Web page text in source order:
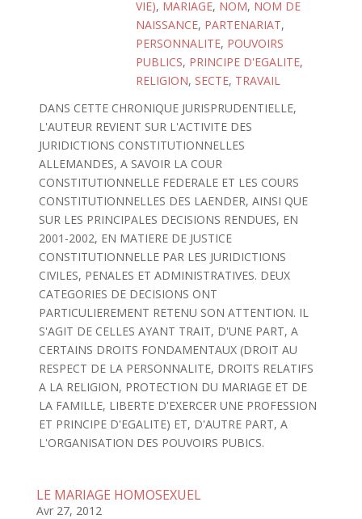
VIE), MARIAGE, NOM, NOM DE
NAISSANCE, PARTENARIAT,
PERSONNALITE, POUVOIRS
PUBLICS, PRINCIPE D'EGALITE,
RELIGION, SECTE, TRAVAIL
DANS CETTE CHRONIQUE JURISPRUDENTIELLE,
L'AUTEUR REVIENT SUR L'ACTIVITE DES
JURIDICTIONS CONSTITUTIONNELLES
ALLEMANDES, A SAVOIR LA COUR
CONSTITUTIONNELLE FEDERALE ET LES COURS
CONSTITUTIONNELLES DES LAENDER, AINSI QUE
SUR LES PRINCIPALES DECISIONS RENDUES, EN
2001-2002, EN MATIERE DE JUSTICE
CONSTITUTIONNELLE PAR LES JURIDICTIONS
CIVILES, PENALES ET ADMINISTRATIVES. DEUX
CATEGORIES DE DECISIONS ONT
PARTICULIEREMENT RETENU SON ATTENTION. IL
S'AGIT DE CELLES AYANT TRAIT, D'UNE PART, A
CERTAINS DROITS FONDAMENTAUX (DROIT AU
RESPECT DE LA PERSONNALITE, DROITS RELATIFS
A LA RELIGION, PROTECTION DU MARIAGE ET DE
LA FAMILLE, LIBERTE D'EXERCER UNE PROFESSION
ET PRINCIPE D'EGALITE) ET, D'AUTRE PART, A
L'ORGANISATION DES POUVOIRS PUBICS.
LE MARIAGE HOMOSEXUEL
Avr 27, 2012